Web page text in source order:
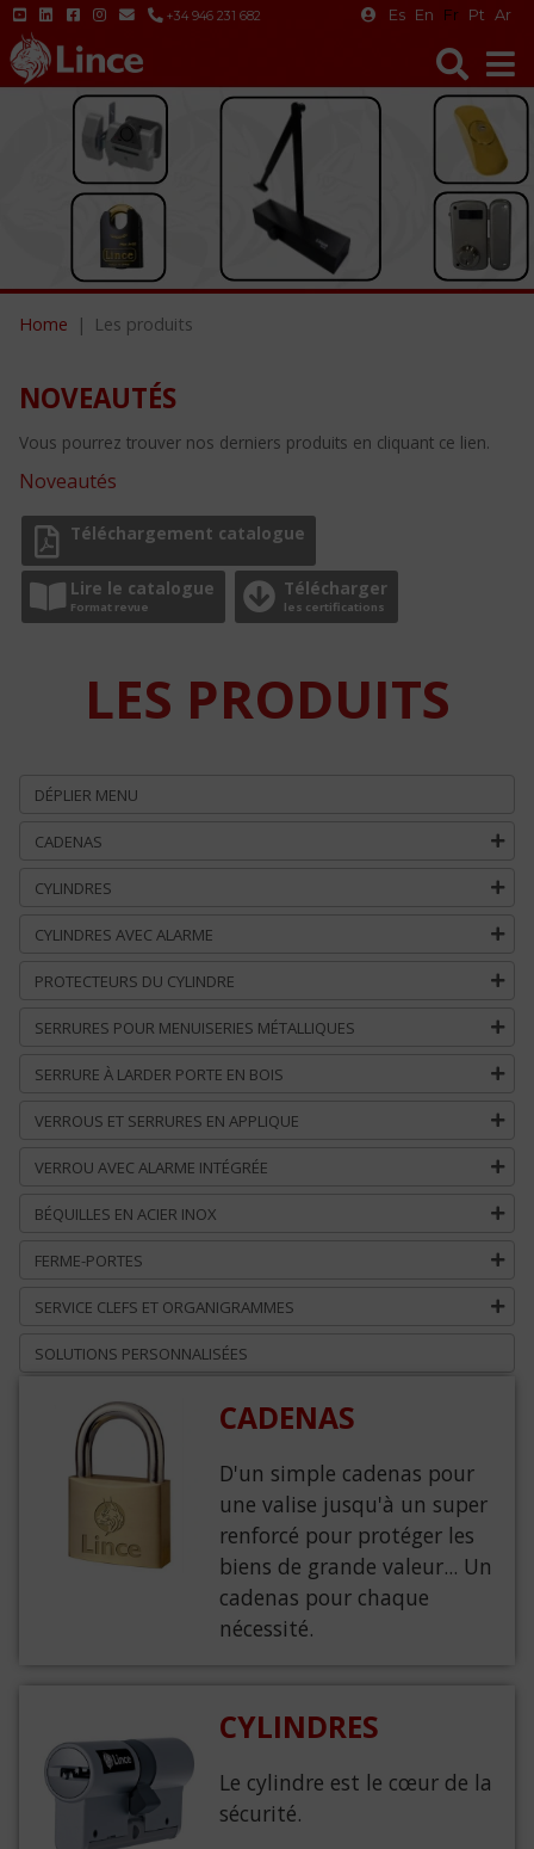
+34 946 231 682 Es En Fr Pt Ar
Home Les produits
NOVEAUTÉS
Vous pourrez trouver nos derniers produits en cliquant ce lien.
Noveautés
Téléchargement catalogue
Lire le catalogue
Format revue
Télécharger
les certifications
LES PRODUITS
DÉPLIER MENU
CADENAS
CYLINDRES
CYLINDRES AVEC ALARME
PROTECTEURS DU CYLINDRE
SERRURES POUR MENUISERIES MÉTALLIQUES
SERRURE À LARDER PORTE EN BOIS
VERROUS ET SERRURES EN APPLIQUE
VERROU AVEC ALARME INTÉGRÉE
BÉQUILLES EN ACIER INOX
FERME-PORTES
SERVICE CLEFS ET ORGANIGRAMMES
SOLUTIONS PERSONNALISÉES
CADENAS
D'un simple cadenas pour
une valise jusqu'à un super
renforcé pour protéger les
biens de grande valeur... Un
cadenas pour chaque
nécessité.
CYLINDRES
Le cylindre est le cœur de la
sécurité.